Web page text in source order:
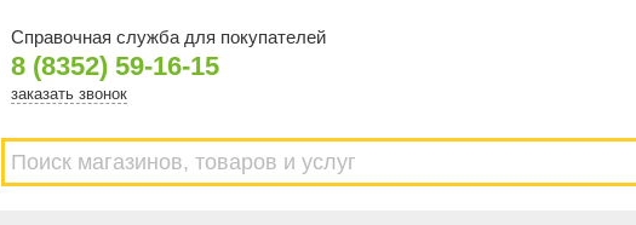
Справочная служба для покупателей
8 (8352) 59-16-15
заказать звонок